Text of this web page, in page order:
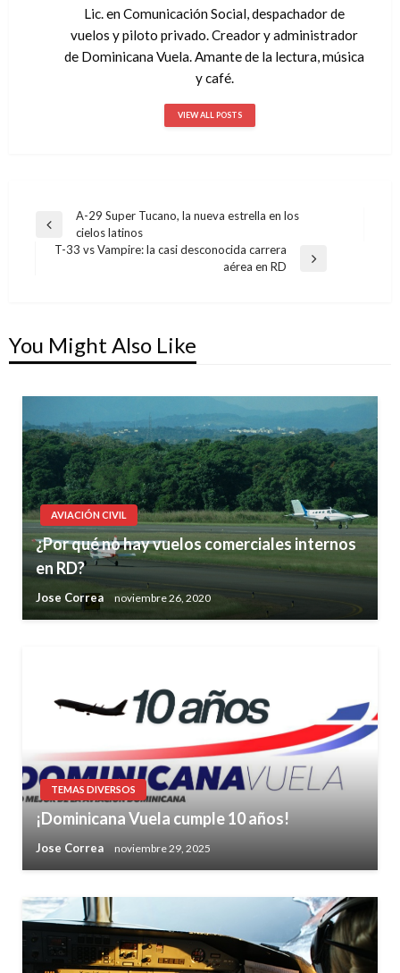
Lic. en Comunicación Social, despachador de
vuelos y piloto privado. Creador y administrador
de Dominicana Vuela. Amante de la lectura, música
y café.
VIEW ALL POSTS
Navegación
Previous
Post
A-29 Super Tucano, la nueva estrella en los
cielos latinos
T-33 vs Vampire: la casi desconocida carrera
aérea en RD
You Might Also Like
AVIACIÓN CIVIL
¿Por qué no hay vuelos comerciales internos
en RD?
Jose Correa noviembre 26, 2020
TEMAS DIVERSOS
¡Dominicana Vuela cumple 10 años!
Jose Correa noviembre 29, 2025